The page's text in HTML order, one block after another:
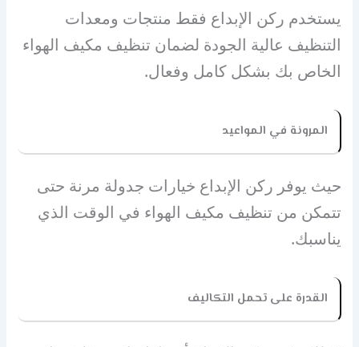
يستخدم ركن الإبداع فقط منتجات ومعدات
التنظيف عالية الجودة لضمان تنظيف مكيف الهواء
الخاص بك بشكل كامل وفعال.
المرونة في المواعيد
حيث يوفر ركن الإبداع خيارات جدولة مرنة حتى
تتمكن من تنظيف مكيف الهواء في الوقت الذي
يناسبك.
القدرة على تحمل التكاليف